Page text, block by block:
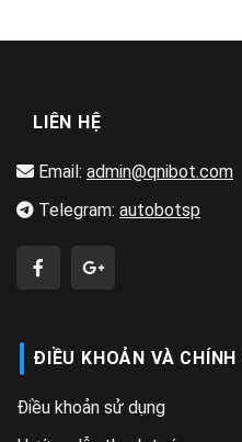
LIÊN HỆ
Email: admin@qnibot.com
Telegram: autobotsp
ĐIỀU KHOẢN VÀ CHÍNH
Điều khoản sử dụng